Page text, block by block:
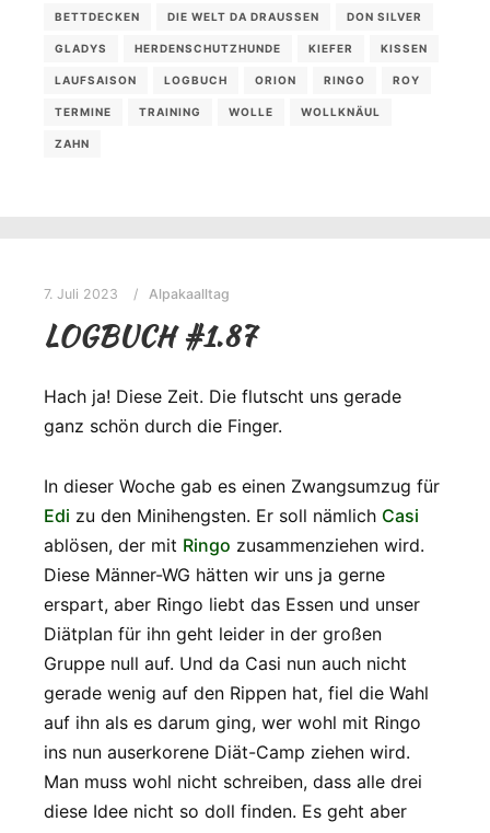
BETTDECKEN DIE WELT DA DRAUSSEN DON SILVER
GLADYS HERDENSCHUTZHUNDE KIEFER KISSEN
LAUFSAISON LOGBUCH ORION RINGO ROY
TERMINE TRAINING WOLLE WOLLKNÄUL
ZAHN
7. Juli 2023 Alpakaalltag
LOGBUCH #1.87
Hach ja! Diese Zeit. Die flutscht uns gerade
ganz schön durch die Finger.
In dieser Woche gab es einen Zwangsumzug für
Edi zu den Minihengsten. Er soll nämlich Casi
ablösen, der mit Ringo zusammenziehen wird.
Diese Männer-WG hätten wir uns ja gerne
erspart, aber Ringo liebt das Essen und unser
Diätplan für ihn geht leider in der großen
Gruppe null auf. Und da Casi nun auch nicht
gerade wenig auf den Rippen hat, fiel die Wahl
auf ihn als es darum ging, wer wohl mit Ringo
ins nun auserkorene Diät-Camp ziehen wird.
Man muss wohl nicht schreiben, dass alle drei
diese Idee nicht so doll finden. Es geht aber